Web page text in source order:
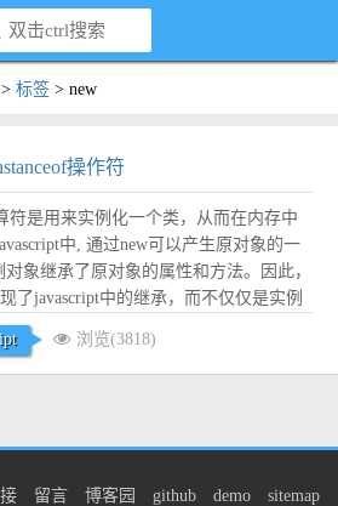
> 标签 > new
操作符
符是用来实例化一个类，从而在内存中
中, 通过new可以产生原对象的一
象继承了原对象的属性和方法。因此，
了javascript中的继承，而不仅仅是实例
new实现过程的代码如下（注意仅仅是模
new！）： fun... 阅读全文
浏览(3818)
留言 博客园 github demo sitemap